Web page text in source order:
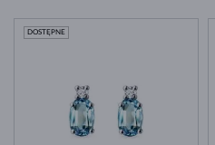
DOSTĘPNE